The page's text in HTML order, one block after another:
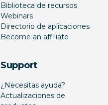
Biblioteca de recursos
Webinars
Directorio de aplicaciones
Become an affiliate
Support
¿Necesitas ayuda?
Actualizaciones de